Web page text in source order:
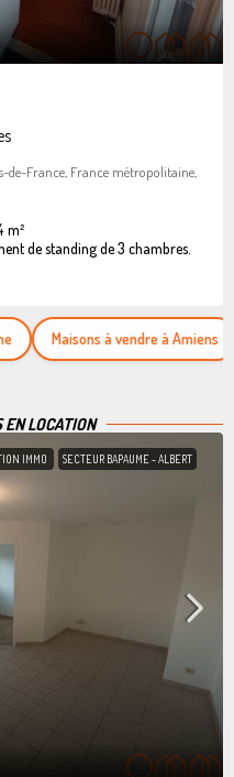
de-France, France métropolitaine,
m²
de standing de 3 chambres.
Maisons à vendre à Amiens
LOCATION
IMMO SECTEUR BAPAUME - ALBERT